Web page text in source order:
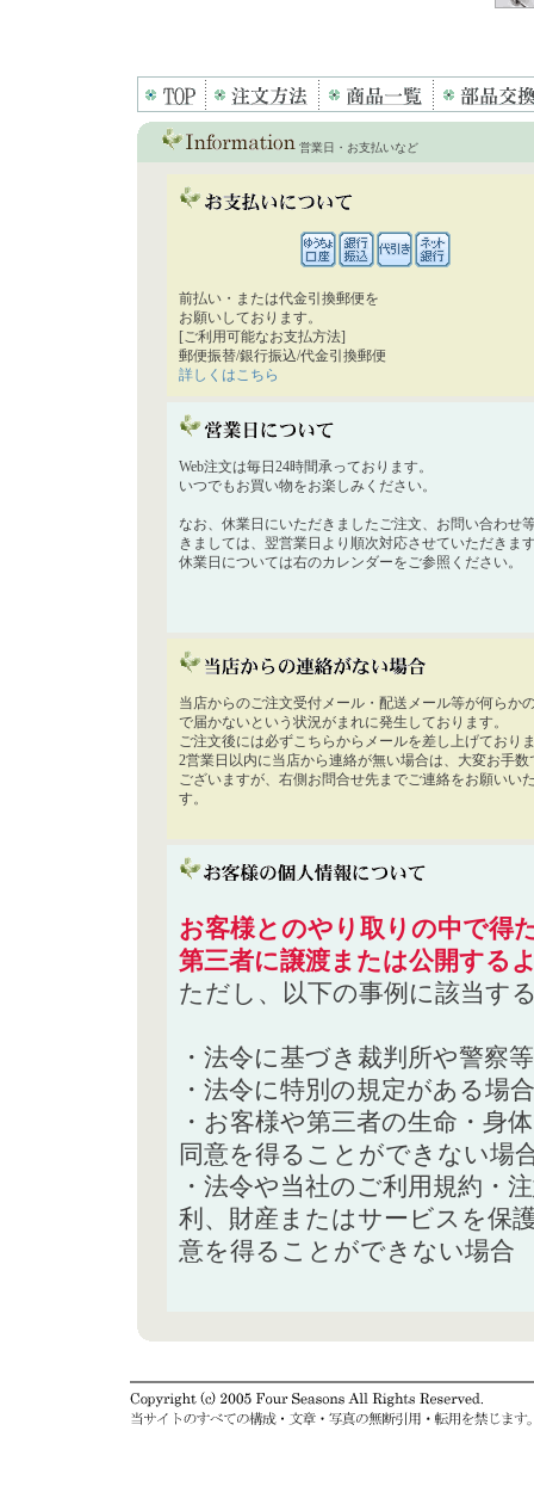
営業日・お支払いなど
前払い・または代金引換郵便を
お願いしております。
[ご利用可能なお支払方法]
郵便振替/銀行振込/代金引換郵便
詳しくはこちら
Web注文は毎日24時間承っております。
いつでもお買い物をお楽しみください。
なお、休業日にいただきましたご注文、お問い合わせ
きましては、翌営業日より順次対応させていただきま
休業日については右のカレンダーをご参照ください。
当店からのご注文受付メール・配送メール等が何らか
で届かないという状況がまれに発生しております。
ご注文後には必ずこちらからメールを差し上げており
2営業日以内に当店から連絡が無い場合は、大変お手数
ございますが、右側お問合せ先までご連絡をお願いい
す。
お客様とのやり取りの中で得
第三者に譲渡または公開する
ただし、以下の事例に該当す
・法令に基づき裁判所や警察
・法令に特別の規定がある場合
・お客様や第三者の生命・身
同意を得ることができない場
・法令や当社のご利用規約・
利、財産またはサービスを保
意を得ることができない場合